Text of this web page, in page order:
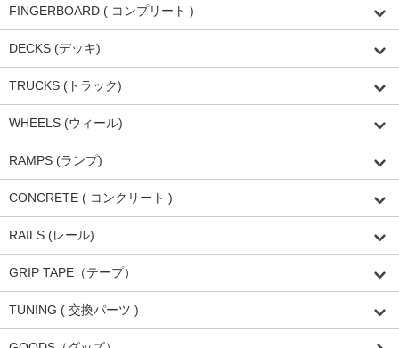
FINGERBOARD ( コンプリート )
DECKS (デッキ)
TRUCKS (トラック)
WHEELS (ウィール)
RAMPS (ランプ)
CONCRETE ( コンクリート )
RAILS (レール)
GRIP TAPE（テープ）
TUNING ( 交換パーツ )